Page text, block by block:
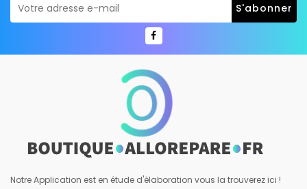
Notre Application est en étude d'élaboration vous la trouverez ici !